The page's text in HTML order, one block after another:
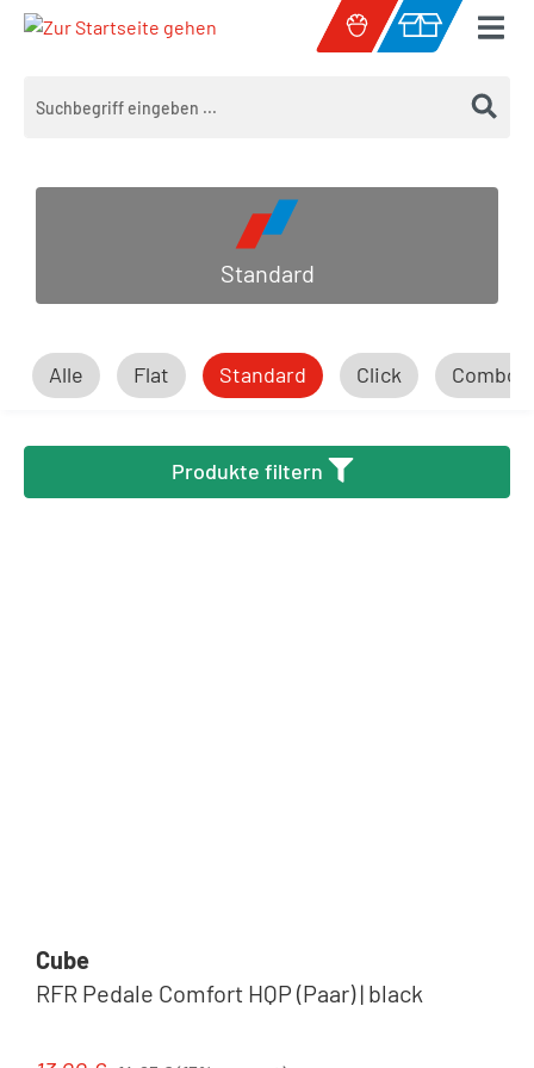
Zum Hauptinhalt springen
Warenkorb
Standard
Alle Flat Standard Click Combo
Produkte filtern
Cube
RFR Pedale Comfort HQP (Paar) | black
Regulärer Preis: